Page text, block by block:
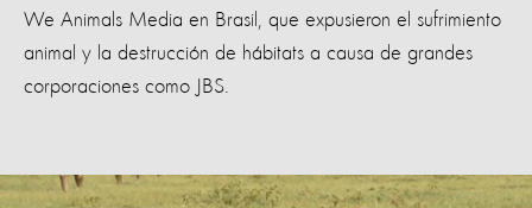
We Animals Media en Brasil, que expusieron el sufrimiento
animal y la destrucción de hábitats a causa de grandes
corporaciones como JBS.